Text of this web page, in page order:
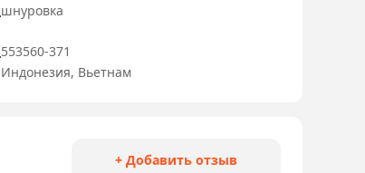
шнуровка
553560-371
Индонезия, Вьетнам
+ Добавить отзыв